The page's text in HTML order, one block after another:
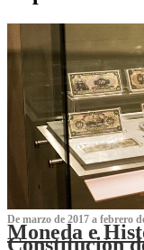
De marzo de 2017 a febrero
Moneda e
Constitución